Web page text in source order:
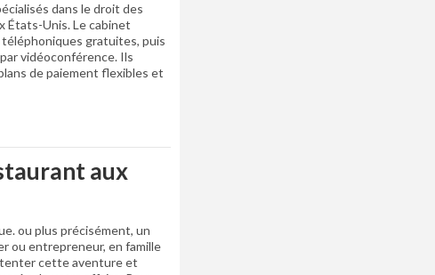
dans le droit des
États-Unis. Le cabinet
gratuites, puis
vidéoconférence. Ils
de paiement flexibles et
aux
ou plus précisément, un
ou entrepreneur, en famille
tenter cette aventure et